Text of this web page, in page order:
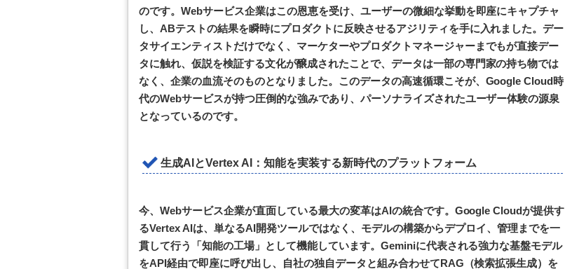
のです。Webサービス企業はこの恩恵を受け、ユーザーの微細な挙動を即座にキャプチャ
し、ABテストの結果を瞬時にプロダクトに反映させるアジリティを手に入れました。デー
タサイエンティストだけでなく、マーケターやプロダクトマネージャーまでもが直接デー
タに触れ、仮説を検証する文化が醸成されたことで、データは一部の専門家の持ち物では
なく、企業の血流そのものとなりました。このデータの高速循環こそが、Google Cloud時
代のWebサービスが持つ圧倒的な強みであり、パーソナライズされたユーザー体験の源泉
となっているのです。
生成AIとVertex AI：知能を実装する新時代のプラットフォーム
今、Webサービス企業が直面している最大の変革はAIの統合です。Google Cloudが提供す
るVertex AIは、単なるAI開発ツールではなく、モデルの構築からデプロイ、管理までを一
貫して行う「知能の工場」として機能しています。Geminiに代表される強力な基盤モデル
をAPI経由で即座に呼び出し、自社の独自データと組み合わせてRAG（検索拡張生成）を